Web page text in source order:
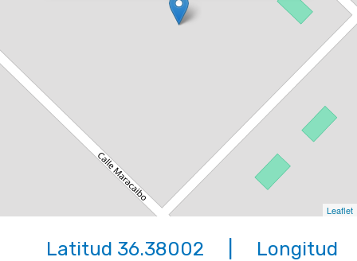
Leaflet
Latitud 36.38002 | Longitud